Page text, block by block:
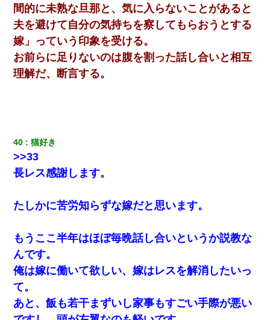
間的に未熟な旦那と、気に入らないことがあると
夫を避けて自分の気持ちを察してもらおうとする
嫁」っていう印象を受ける。
お前らに足りないのは腹を割った話し合いと相互
理解だ、断言する。
40 猫好き
>>33
長レス感謝します。
たしかに苦労知らずな嫁だと思います。
もうここ半年はほぼ毎晩話し合いというか説教な
んです。
俺は嫁に働いて欲しい、嫁はレスを解消したいっ
て。
あと、飯も若干まずいし家事もすごい手際が悪い